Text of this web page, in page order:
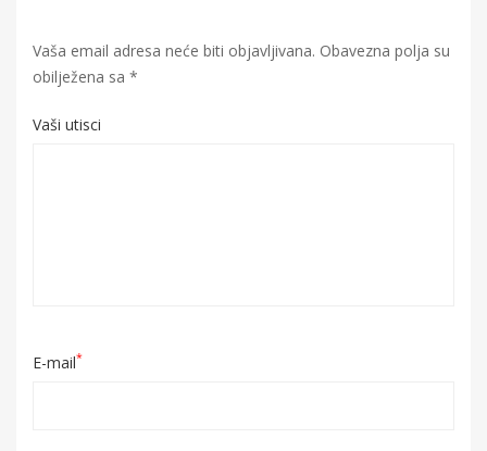
Vaša email adresa neće biti objavljivana. Obavezna polja su
obilježena sa *
Vaši utisci
E-mail*